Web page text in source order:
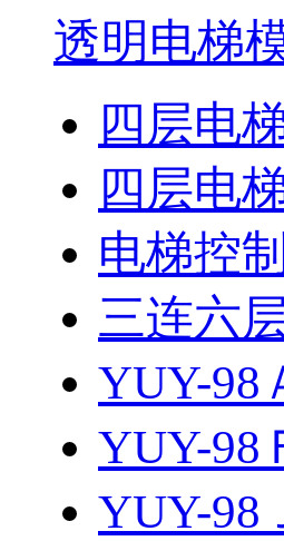
透明电梯
四层电
四层电
电梯控
三连六
YUY-98
YUY-98
YUY-98